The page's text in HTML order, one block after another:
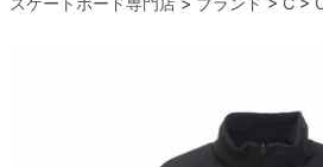
サイズからデッキを選ぶ
適合デッキサイズから選ぶ
ウィールをサイズから選ぶ
シューズをサイズから選ぶ